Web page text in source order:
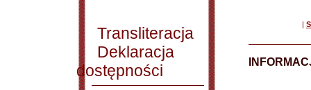
Transliteracja
Deklaracja
dostępności
|